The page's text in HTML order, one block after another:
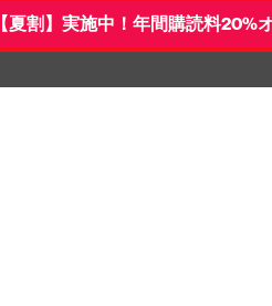
【夏割】実施中！年間購読料20%